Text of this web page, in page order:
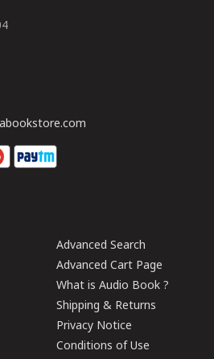
Advanced Search
Advanced Cart Page
What is Audio Book ?
Shipping & Returns
Privacy Notice
Conditions of Use